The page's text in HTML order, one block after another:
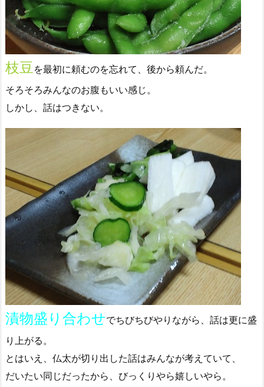
枝豆 を最初に頼むのを忘れて、後から頼んだ。
そろそろみんなのお腹もいい感じ。
しかし、話はつきない。
漬物盛り合わせでちびちびやりながら、話は更に盛
り上がる。
とはいえ、仏太が切り出した話はみんなが考えていて、
だいたい同じだったから、びっくりやら嬉しいやら。